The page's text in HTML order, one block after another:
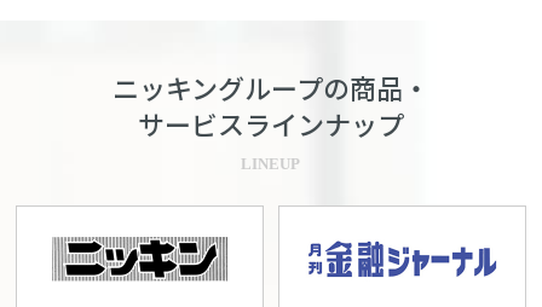
ニッキングループの商品・
サービスラインナップ
LINEUP